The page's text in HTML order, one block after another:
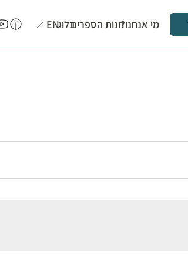
מי אנחנו?חנות הספריםבלוגEN